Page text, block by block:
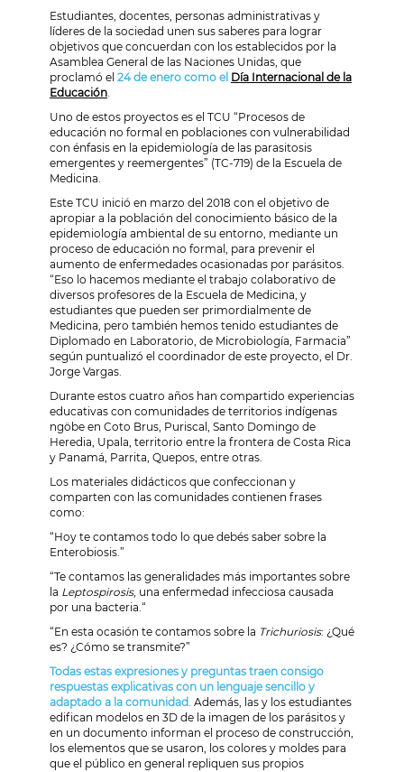
Estudiantes, docentes, personas administrativas y
líderes de la sociedad unen sus saberes para lograr
objetivos que concuerdan con los establecidos por la
Asamblea General de las Naciones Unidas, que
proclamó el 24 de enero como el Día Internacional de la
Educación.
Uno de estos proyectos es el TCU “Procesos de
educación no formal en poblaciones con vulnerabilidad
con énfasis en la epidemiología de las parasitosis
emergentes y reemergentes” (TC-719) de la Escuela de
Medicina.
Este TCU inició en marzo del 2018 con el objetivo de
apropiar a la población del conocimiento básico de la
epidemiología ambiental de su entorno, mediante un
proceso de educación no formal, para prevenir el
aumento de enfermedades ocasionadas por parásitos.
“Eso lo hacemos mediante el trabajo colaborativo de
diversos profesores de la Escuela de Medicina, y
estudiantes que pueden ser primordialmente de
Medicina, pero también hemos tenido estudiantes de
Diplomado en Laboratorio, de Microbiología, Farmacia”
según puntualizó el coordinador de este proyecto, el Dr.
Jorge Vargas.
Durante estos cuatro años han compartido experiencias
educativas con comunidades de territorios indígenas
ngöbe en Coto Brus, Puriscal, Santo Domingo de
Heredia, Upala, territorio entre la frontera de Costa Rica
y Panamá, Parrita, Quepos, entre otras.
Los materiales didácticos que confeccionan y
comparten con las comunidades contienen frases
como:
“Hoy te contamos todo lo que debés saber sobre la
Enterobiosis.”
“Te contamos las generalidades más importantes sobre
la Leptospirosis, una enfermedad infecciosa causada
por una bacteria.“
“En esta ocasión te contamos sobre la Trichuriosis: ¿Qué
es? ¿Cómo se transmite?”
Todas estas expresiones y preguntas traen consigo
respuestas explicativas con un lenguaje sencillo y
adaptado a la comunidad. Además, las y los estudiantes
edifican modelos en 3D de la imagen de los parásitos y
en un documento informan el proceso de construcción,
los elementos que se usaron, los colores y moldes para
que el público en general repliquen sus propios